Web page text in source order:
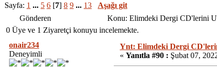
Sayfa: 1 ... 5 6 [7] 8 9 ... 13
Aşağı git
Gönderen
Konu: Elimdeki Dergi CD'lerini
0 Üye ve 1 Ziyaretçi konuyu incelemekte.
onair234
Deneyimli
Ynt: Elimdeki Dergi
« Yanıtla #90 : Şubat 07,